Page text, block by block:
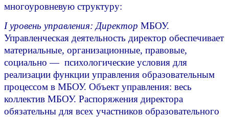
многоуровневую структуру:
I уровень управления: Директор МБОУ.
Управленческая деятельность директор обеспечивает
материальные, организационные, правовые,
социально — психологические условия для
реализации функции управления образовательным
процессом в МБОУ. Объект управления: весь
коллектив МБОУ. Распоряжения директора
обязательны для всех участников образовательного